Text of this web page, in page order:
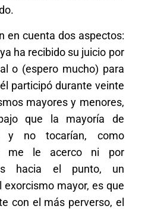
en cuenta dos aspectos:
ha recibido su juicio por
o (espero mucho) para
participó durante veinte
mayores y menores,
que la mayoría de
y no tocarían, como
me le acerco ni por
hacia el punto, un
mayor, es que
con el más perverso, el